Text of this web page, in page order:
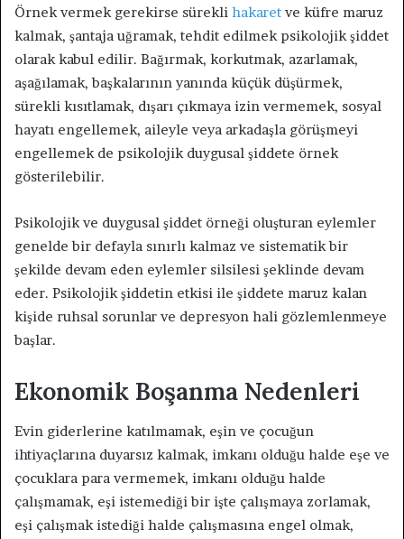
Örnek vermek gerekirse sürekli hakaret ve küfre maruz
kalmak, şantaja uğramak, tehdit edilmek psikolojik şiddet
olarak kabul edilir. Bağırmak, korkutmak, azarlamak,
aşağılamak, başkalarının yanında küçük düşürmek,
sürekli kısıtlamak, dışarı çıkmaya izin vermemek, sosyal
hayatı engellemek, aileyle veya arkadaşla görüşmeyi
engellemek de psikolojik duygusal şiddete örnek
gösterilebilir.
Psikolojik ve duygusal şiddet örneği oluşturan eylemler
genelde bir defayla sınırlı kalmaz ve sistematik bir
şekilde devam eden eylemler silsilesi şeklinde devam
eder. Psikolojik şiddetin etkisi ile şiddete maruz kalan
kişide ruhsal sorunlar ve depresyon hali gözlemlenmeye
başlar.
Ekonomik Boşanma Nedenleri
Evin giderlerine katılmamak, eşin ve çocuğun
ihtiyaçlarına duyarsız kalmak, imkanı olduğu halde eşe ve
çocuklara para vermemek, imkanı olduğu halde
çalışmamak, eşi istemediği bir işte çalışmaya zorlamak,
eşi çalışmak istediği halde çalışmasına engel olmak,